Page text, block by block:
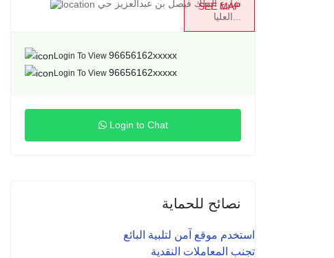
SEE MAP
العليا...
Login To View 96656162xxxxx
Login To View 96656162xxxxx
Login to Chat
نصائح للحماية
استخدم موقع آمن لتلبية البائع
تجنب المعاملات النقدية